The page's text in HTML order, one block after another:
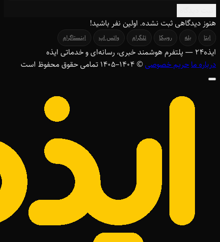
هنوز دیدگاهی ثبت نشده. اولین نفر باشید!
ایتا بله روبیکا تلگرام واتس اپ اینستاگرام
ایذه۲۴ — پلتفرم هوشمند خبری، رسانه‌ای و خدماتی ایذه
درباره ماحریم خصوصی© ۱۴۰۴–1405 تمامی حقوق محفوظ است